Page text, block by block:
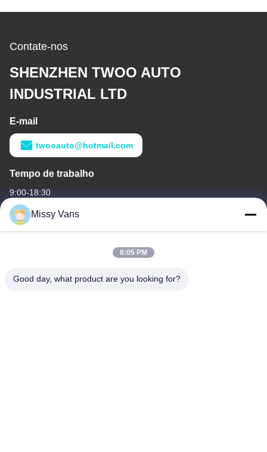
Contate-nos
SHENZHEN TWOO AUTO
INDUSTRIAL LTD
E-mail
twooauto@hotmail.com
Tempo de trabalho
9:00-18:30
O nosso endereço
No 8028, Jincheng Industrial Center, South Lixin Rd, Rua
Missy Vans
8:05 PM
Good day, what product are you looking for?